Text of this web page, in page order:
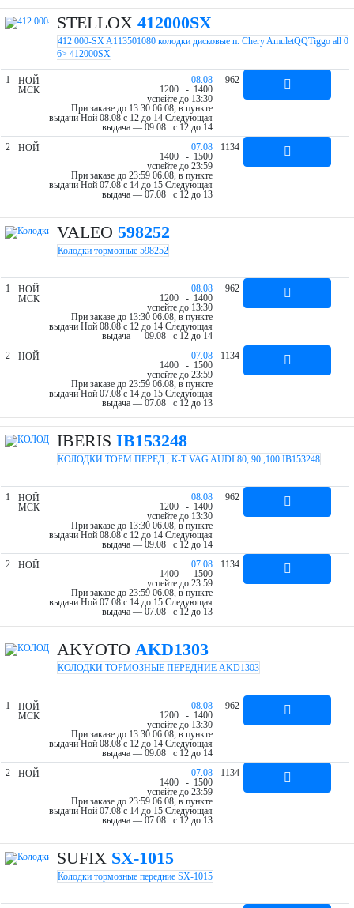
STELLOX 412000SX
412 000-SX A113501080 колодки дисковые п. Chery AmuletQQTiggo all 0
6> 412000SX
1
НОЙ
МСК
08.08
1200 - 1400
успейте до 13:30
При заказе до 13:30 06.08, в пункте
выдачи Ной 08.08 c 12 до 14 Следующая
выдача — 09.08 c 12 до 14
962
2 НОЙ
07.08
1400 - 1500
успейте до 23:59
При заказе до 23:59 06.08, в пункте
выдачи Ной 07.08 c 14 до 15 Следующая
выдача — 07.08 c 12 до 13
1134
VALEO 598252
Колодки тормозные 598252
1
НОЙ
МСК
08.08
1200 - 1400
успейте до 13:30
При заказе до 13:30 06.08, в пункте
выдачи Ной 08.08 c 12 до 14 Следующая
выдача — 09.08 c 12 до 14
962
2 НОЙ
07.08
1400 - 1500
успейте до 23:59
При заказе до 23:59 06.08, в пункте
выдачи Ной 07.08 c 14 до 15 Следующая
выдача — 07.08 c 12 до 13
1134
IBERIS IB153248
КОЛОДКИ ТОРМ.ПЕРЕД., К-Т VAG AUDI 80, 90 ,100 IB153248
1
НОЙ
МСК
08.08
1200 - 1400
успейте до 13:30
При заказе до 13:30 06.08, в пункте
выдачи Ной 08.08 c 12 до 14 Следующая
выдача — 09.08 c 12 до 14
962
2 НОЙ
07.08
1400 - 1500
успейте до 23:59
При заказе до 23:59 06.08, в пункте
выдачи Ной 07.08 c 14 до 15 Следующая
выдача — 07.08 c 12 до 13
1134
AKYOTO AKD1303
КОЛОДКИ ТОРМОЗНЫЕ ПЕРЕДНИЕ AKD1303
1
НОЙ
МСК
08.08
1200 - 1400
успейте до 13:30
При заказе до 13:30 06.08, в пункте
выдачи Ной 08.08 c 12 до 14 Следующая
выдача — 09.08 c 12 до 14
962
2 НОЙ
07.08
1400 - 1500
успейте до 23:59
При заказе до 23:59 06.08, в пункте
выдачи Ной 07.08 c 14 до 15 Следующая
выдача — 07.08 c 12 до 13
1134
SUFIX SX-1015
Колодки тормозные передние SX-1015